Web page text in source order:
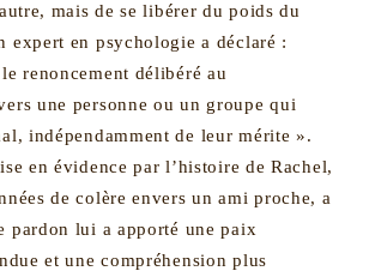
mais de se libérer du poids du
expert en psychologie a déclaré :
renoncement délibéré au
une personne ou un groupe qui
indépendamment de leur mérite ».
en évidence par l’histoire de Rachel,
de colère envers un ami proche, a
pardon lui a apporté une paix
et une compréhension plus